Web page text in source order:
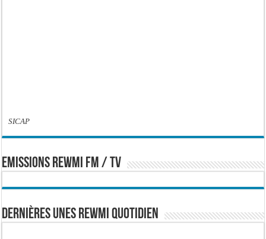
SICAP
EMISSIONS REWMI FM / TV
Dernières Unes Rewmi Quotidien